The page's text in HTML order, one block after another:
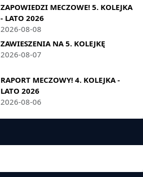
ZAPOWIEDZI MECZOWE! 5. KOLEJKA
- LATO 2026
2026-08-08
ZAWIESZENIA NA 5. KOLEJKĘ
2026-08-07
RAPORT MECZOWY! 4. KOLEJKA -
LATO 2026
2026-08-06